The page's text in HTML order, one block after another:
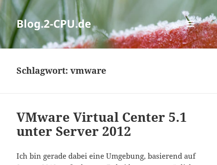
Blog.2-CPU.de
MENÜ
UND
Schlagwort:vmware
VMware Virtual Center 5.1
unter Server 2012
Ich bin gerade dabei eine Umgebung, basierend auf